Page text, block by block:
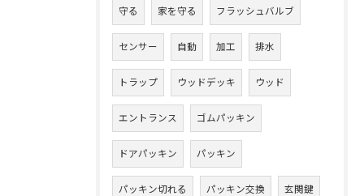
守る 家を守る フラッシュバルブ
センサー 自動 加工 排水
トラップ ウッドデッキ ウッド
エントランス ゴムパッキン
ドアパッキン パッキン
パッキン切れる パッキン交換 玄関鍵